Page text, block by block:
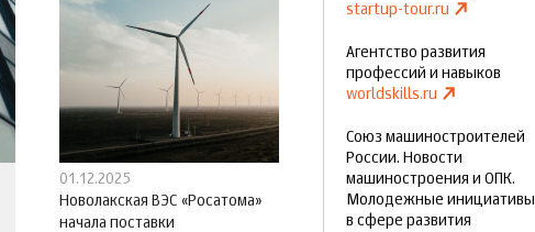
startup-tour.ru
Агентство развития
профессий и навыков
worldskills.ru
Союз машиностроителей
России. Новости
машиностроения и ОПК.
Молодежные инициативы
в сфере развития
01.12.2025
Новолакская ВЭС «Росатома»
начала поставки